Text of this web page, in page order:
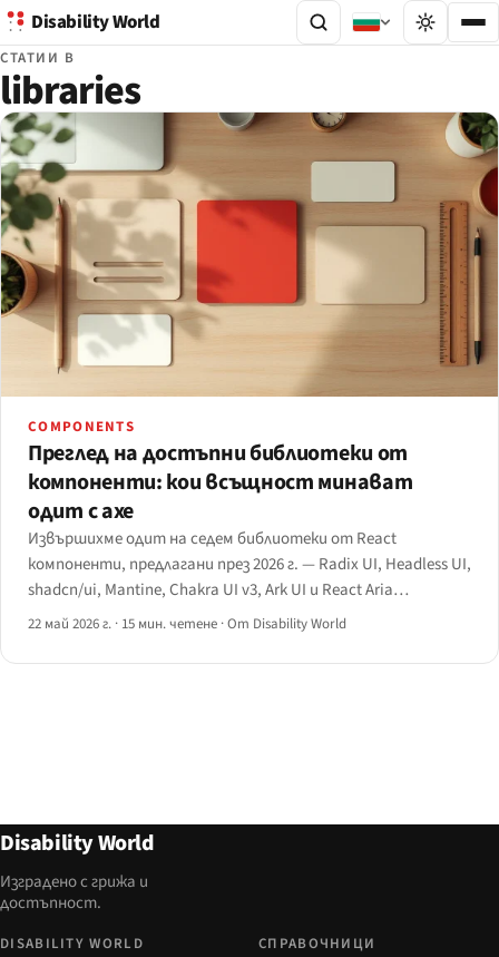
Disability World
СТАТИИ В
libraries
COMPONENTS
Преглед на достъпни библиотеки от
компоненти: кои всъщност минават
одит с axe
Извършихме одит на седем библиотеки от React
компоненти, предлагани през 2026 г. — Radix UI, Headless UI,
shadcn/ui, Mantine, Chakra UI v3, Ark UI и React Aria
Components — като оценихме всяка по дял на преминаване
договор и цена в размер на пакета.
22 май 2026 г. · 15 мин. четене ·От Disability World
Disability World
Изградено с грижа и
достъпност.
DISABILITY WORLD СПРАВОЧНИЦИ